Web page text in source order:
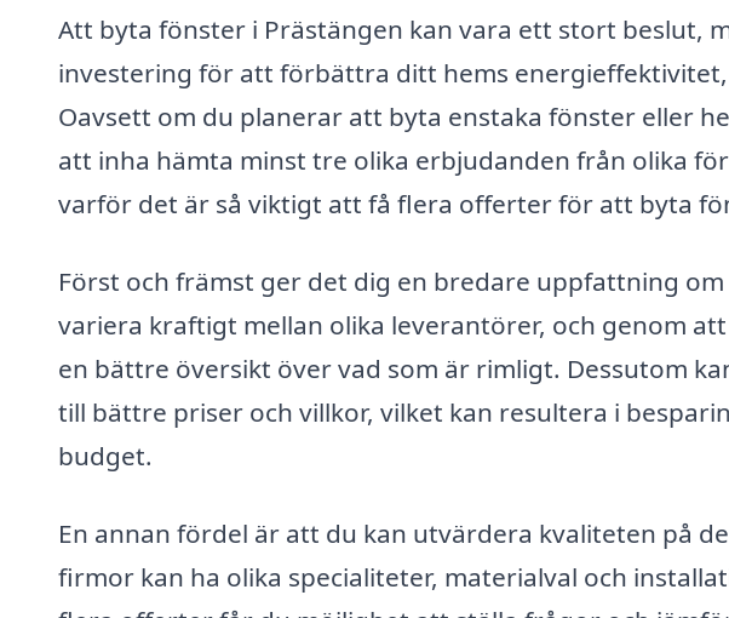
Att byta fönster i Prästängen kan vara ett stort beslut,
investering för att förbättra ditt hems
Oavsett om du planerar att byta enstaka fönster eller
att inha hämta minst tre olika erbjudanden från olika
varför det är så viktigt att få flera offerter för att byta
Först och främst ger det dig en bredare uppfattning
variera kraftigt mellan olika leverantörer, och genom
en bättre översikt över vad som är rimligt. Dessutom
till bättre priser och villkor, vilket kan resultera i
budget.
En annan fördel är att du kan utvärdera kvaliteten på
firmor kan ha olika specialiteter, materialval och